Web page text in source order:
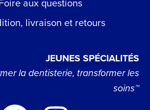
livraison et retours
JEUNES SPÉCIALITÉS
la dentisterie, transformer les
soins™